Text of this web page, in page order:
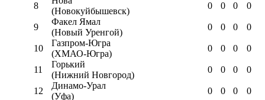
8
(Новокуйбышевск)
0 0 0 0
9
Факел Ямал
(Новый Уренгой)
0 0 0 0
10
Газпром-Югра
(ХМАО-Югра)
0 0 0 0
11
Горький
(Нижний Новгород)
0 0 0 0
12
Динамо-Урал
(Уфа)
0 0 0 0